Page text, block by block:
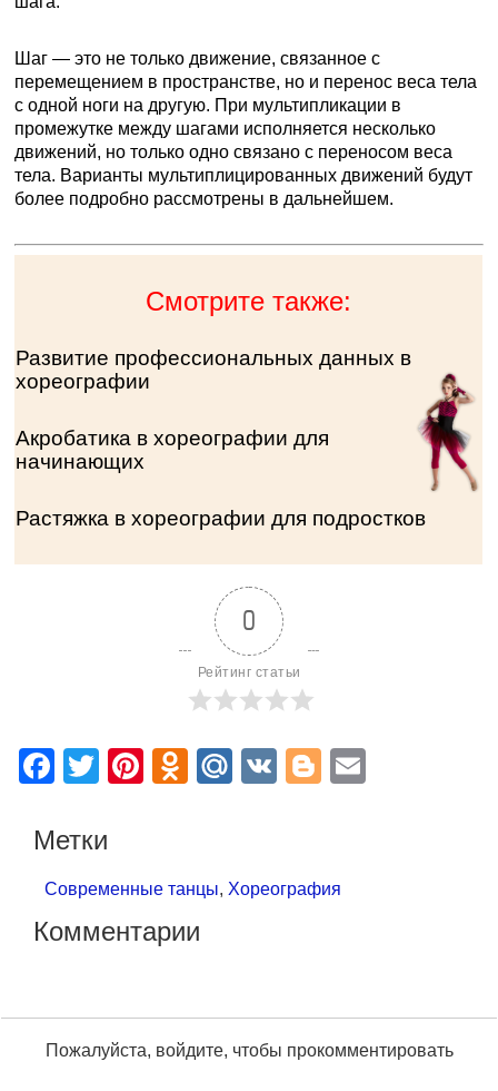
Шаг — это не только движение, связанное с
перемещением в пространстве, но и перенос веса тела
с одной ноги на другую. При мультипликации в
промежутке между шагами исполняется несколько
движений, но только одно связано с переносом веса
тела. Варианты мультиплицированных движений будут
более подробно рассмотрены в дальнейшем.
Смотрите также:
Развитие профессиональных данных в
хореографии
Акробатика в хореографии для
начинающих
Растяжка в хореографии для подростков
0
Рейтинг статьи
Facebook
Twitter
Pinterest
Odnoklassniki
Mail.Ru
VK Blogger
Метки
Современные танцы, Хореография
Комментарии
Пожалуйста, войдите, чтобы прокомментировать